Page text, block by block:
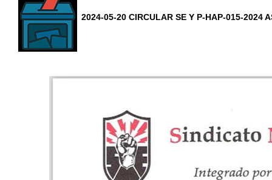
2024-05-20 CIRCULAR SE Y P-HAP-015-2024